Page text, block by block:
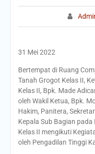
31 Mei 2022
Bertempat di Ruang
Tanah Grogot Kelas II,
Kelas II, Bpk. Made
oleh Wakil Ketua, Bpk.
Hakim, Panitera,
Kepala Sub Bagian
Kelas II mengikuti
oleh Pengadilan Tinggi